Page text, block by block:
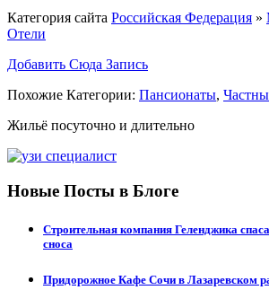
Категория сайта Российская Федерация »
Отели
Добавить Сюда Запись
Похожие Категории: Пансионаты,
Жильё посуточно и длительно
Новые Посты в Блоге
Строительная компания Геленджика
сноса
Придорожное Кафе Сочи в Лазаревском